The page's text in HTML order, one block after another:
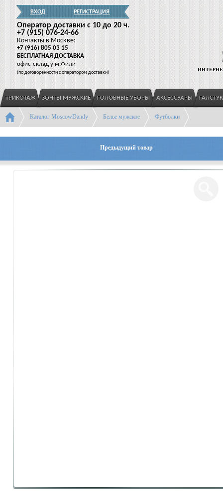
ВХОД РЕГИСТРАЦИЯ
Оператор доставки c 10 до 20 ч.
+7 (915) 076-24-66
Контакты в Москве:
+7 (916) 805 03 15
БЕСПЛАТНАЯ ДОСТАВКА
офис-склад у м.Фили
(по договоренности с оператором доставки)
ТРИКОТАЖ ЗОНТЫ МУЖСКИЕ ГОЛОВНЫЕ УБОРЫ АКСЕССУАРЫ
Каталог MoscowDandy Белье мужское Футболки
Предыдущий товар